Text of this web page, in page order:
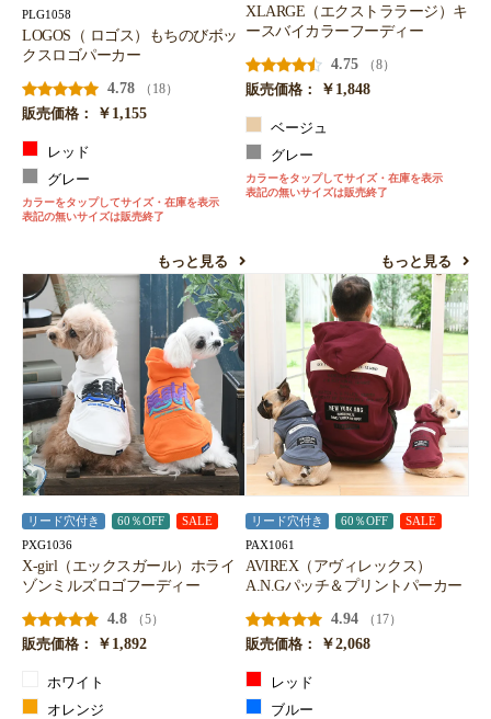
PLG1058
LOGOS（ ロゴス）もちのびボッ
クスロゴパーカー
4.78
（18）
販売価格：
￥1,155
レッド
グレー
カラーをタップしてサイズ・在庫を表示
表記の無いサイズは販売終了
もっと見る
XLARGE（エクストララージ）キ
ースバイカラーフーディー
4.75
（8）
販売価格：
￥1,848
ベージュ
グレー
カラーをタップしてサイズ・在庫を表示
表記の無いサイズは販売終了
もっと見る
リード穴付き 60％OFF SALE
PXG1036
X-girl（エックスガール）ホライ
ゾンミルズロゴフーディー
4.8
（5）
販売価格：
￥1,892
ホワイト
オレンジ
リード穴付き 60％OFF SALE
PAX1061
AVIREX（アヴィレックス）
A.N.Gパッチ＆プリントパーカー
4.94
（17）
販売価格：
￥2,068
レッド
ブルー